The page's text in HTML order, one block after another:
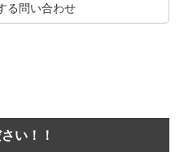
る問い合わせ
い！！